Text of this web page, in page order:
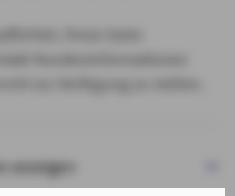
anzeigen